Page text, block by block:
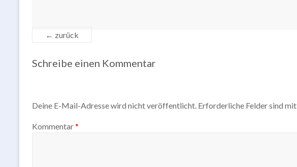
← zurück
Schreibe einen Kommentar
Deine E-Mail-Adresse wird nicht veröffentlicht. Erforderliche Felder sind mit
Kommentar*